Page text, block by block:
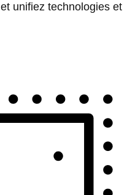
unifiez technologies et